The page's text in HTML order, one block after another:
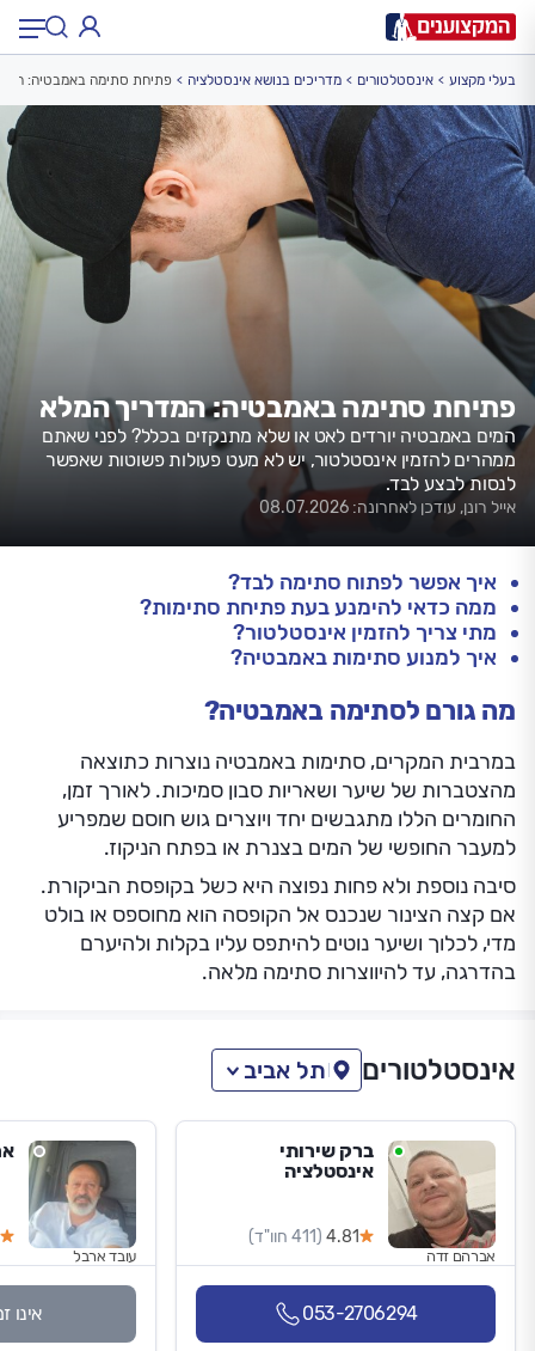
תחום
תחום:
עירעיר: תל אביב, חיפה…
פתיחת סתימה באמבטיה: המדריך המלא
המים באמבטיה יורדים לאט או שלא מתנקזים בכלל? לפני שאתם
ממהרים להזמין אינסטלטור, יש לא מעט פעולות פשוטות שאפשר
לנסות לבצע לבד.
אייל רונן, עודכן לאחרונה: 08.07.2026
בעלי מקצוע אינסטלטורים מדריכים בנושא אינסטלציה פתיחת סתימה באמבטיה:
איך אפשר לפתוח סתימה לבד?
ממה כדאי להימנע בעת פתיחת סתימות?
מתי צריך להזמין אינסטלטור?
איך למנוע סתימות באמבטיה?
מה גורם לסתימה באמבטיה?
במרבית המקרים, סתימות באמבטיה נוצרות כתוצאה
מהצטברות של שיער ושאריות סבון סמיכות. לאורך זמן,
החומרים הללו מתגבשים יחד ויוצרים גוש חוסם שמפריע
למעבר החופשי של המים בצנרת או בפתח הניקוז.
סיבה נוספת ולא פחות נפוצה היא כשל בקופסת הביקורת.
אם קצה הצינור שנכנס אל הקופסה הוא מחוספס או בולט
מדי, לכלוך ושיער נוטים להיתפס עליו בקלות ולהיערם
בהדרגה, עד להיווצרות סתימה מלאה.
אינסטלטורים תל אביב
ברק שירותי
אינסטלציה
4.81 (411 חוו"ד)
אברהם זדה
053-2706294
עובד ארבל
אינו